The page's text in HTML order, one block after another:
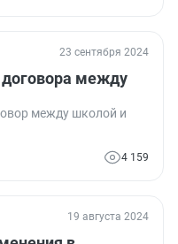
23 сентября 2024
между
между школой и
4 159
19 августа 2024